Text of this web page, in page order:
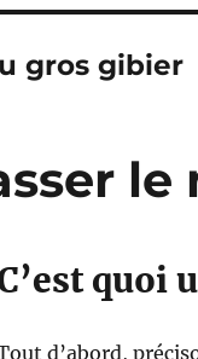
gros gibier
le
quoi
d’abord,